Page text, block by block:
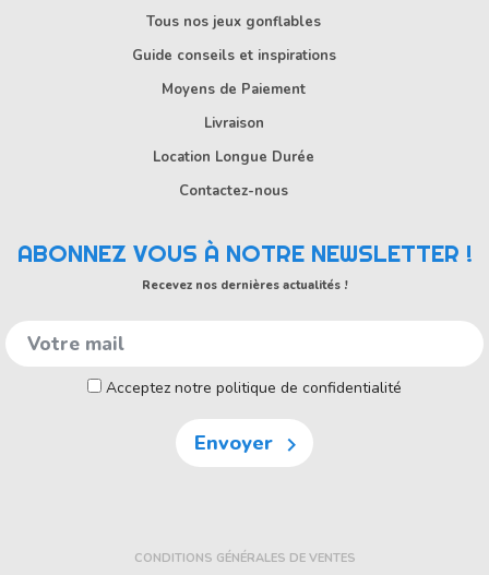
Tous nos jeux gonflables
Guide conseils et inspirations
Moyens de Paiement
Livraison
Location Longue Durée
Contactez-nous
ABONNEZ VOUS À NOTRE NEWSLETTER !
Recevez nos dernières actualités !
Acceptez notre politique de confidentialité
Envoyer 
CONDITIONS GÉNÉRALES DE VENTES